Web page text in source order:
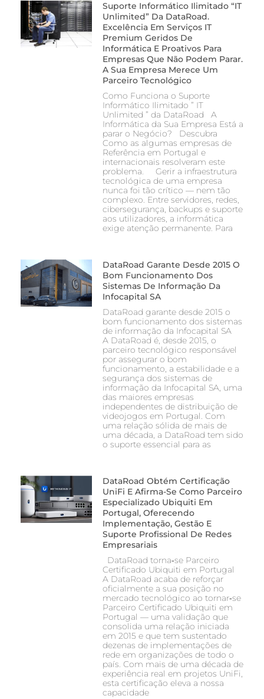
Suporte Informático Ilimitado “IT
Unlimited” Da DataRoad.
Excelência Em Serviços IT
Premium Geridos De
Informática E Proativos Para
Empresas Que Não Podem Parar.
A Sua Empresa Merece Um
Parceiro Tecnológico
Como Funciona o Suporte
Informático Ilimitado ” IT
Unlimited ” da DataRoad A
Informática da Sua Empresa Está a
parar o Negócio? Descubra
Como as algumas empresas de
Referência em Portugal e
internacionais resolveram este
problema. Gerir a infraestrutura
tecnológica de uma empresa
nunca foi tão crítico — nem tão
complexo. Entre servidores, redes,
cibersegurança, backups e suporte
aos utilizadores, a informática
exige atenção permanente. Para
DataRoad Garante Desde 2015 O
Bom Funcionamento Dos
Sistemas De Informação Da
Infocapital SA
DataRoad garante desde 2015 o
bom funcionamento dos sistemas
de informação da Infocapital SA
A DataRoad é, desde 2015, o
parceiro tecnológico responsável
por assegurar o bom
funcionamento, a estabilidade e a
segurança dos sistemas de
informação da Infocapital SA, uma
das maiores empresas
independentes de distribuição de
videojogos em Portugal. Com
uma relação sólida de mais de
uma década, a DataRoad tem sido
o suporte essencial para as
DataRoad Obtém Certificação
UniFi E Afirma-Se Como Parceiro
Especializado Ubiquiti Em
Portugal, Oferecendo
Implementação, Gestão E
Suporte Profissional De Redes
Empresariais
DataRoad torna‑se Parceiro
Certificado Ubiquiti em Portugal
A DataRoad acaba de reforçar
oficialmente a sua posição no
mercado tecnológico ao tornar‑se
Parceiro Certificado Ubiquiti em
Portugal — uma validação que
consolida uma relação iniciada
em 2015 e que tem sustentado
dezenas de implementações de
rede em organizações de todo o
país. Com mais de uma década de
experiência real em projetos UniFi,
esta certificação eleva a nossa
capacidade